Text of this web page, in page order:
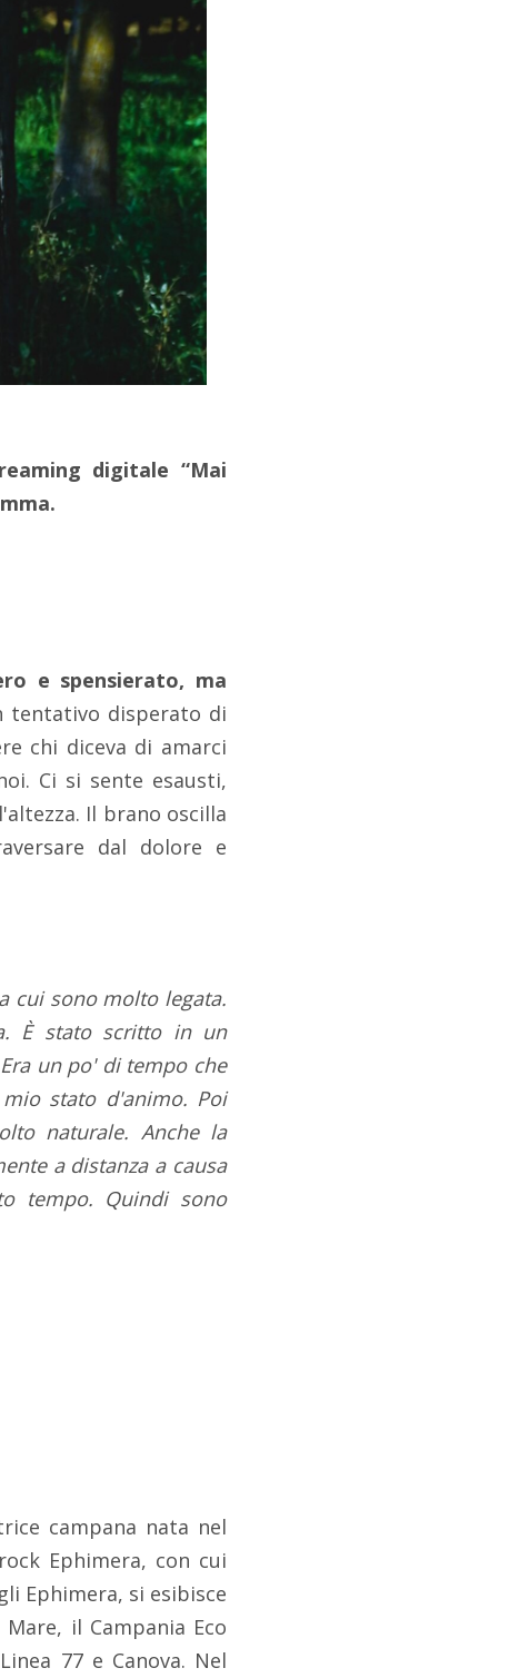
digitale “Mai
e spensierato, ma
tentativo disperato di
chi diceva di amarci
Ci si sente esausti,
Il brano oscilla
dal dolore e
cui sono molto legata.
È stato scritto in un
un po' di tempo che
stato d'animo. Poi
naturale. Anche la
a distanza a causa
tempo. Quindi sono
campana nata nel
Ephimera, con cui
Ephimera, si esibisce
il Campania Eco
77 e Canova. Nel